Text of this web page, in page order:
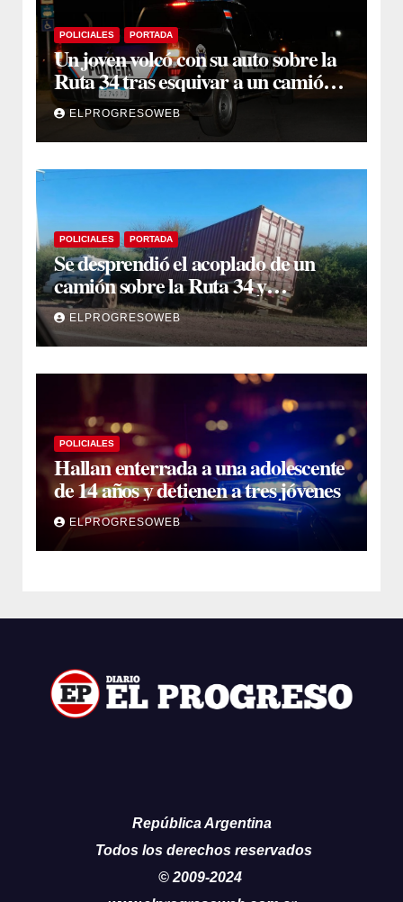
POLICIALES PORTADA
Un joven volcó con su auto sobre la
Ruta 34 tras esquivar a un camión
que se cruzó de carril
ELPROGRESOWEB
POLICIALES PORTADA
Se desprendió el acoplado de un
camión sobre la Ruta 34 y
camioneros se unieron para
retirarlo
ELPROGRESOWEB
POLICIALES
Hallan enterrada a una adolescente
de 14 años y detienen a tres jóvenes
ELPROGRESOWEB
República Argentina
Todos los derechos reservados
© 2009-2024